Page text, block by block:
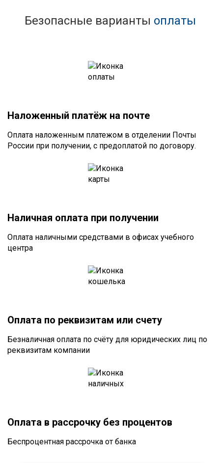
Безопасные варианты оплаты
Наложенный платёж на почте
Оплата наложенным платежом в отделении Почты
России при получении, с предоплатой по договору.
Наличная оплата при получении
Оплата наличными средствами в офисах учебного
центра
Оплата по реквизитам или счету
Безналичная оплата по счёту для юридических лиц по
реквизитам компании
Оплата в рассрочку без процентов
Беспроцентная рассрочка от банка